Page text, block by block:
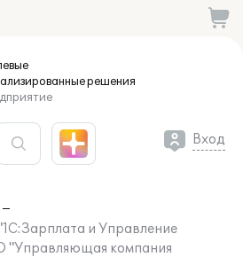
решения
Вход
и Управление
"Управляющая компания